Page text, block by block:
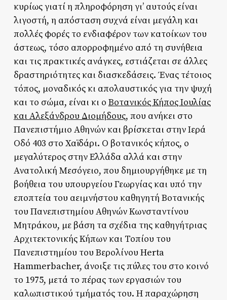
κυρίως γιατί η πληροφόρηση γι’ αυτούς είναι
λιγοστή, η απόσταση συχνά είναι μεγάλη και
πολλές φορές το ενδιαφέρον των κατοίκων του
άστεως, τόσο απορροφημένο από τη συνήθεια
και τις πρακτικές ανάγκες, εστιάζεται σε άλλες
δραστηριότητες και διασκεδάσεις. Ένας τέτοιος
τόπος, μοναδικός κι απολαυστικός για την ψυχή
και το σώμα, είναι κι ο Βοτανικός Κήπος Ιουλίας
και Αλεξάνδρου Διομήδους, που ανήκει στο
Πανεπιστήμιο Αθηνών και βρίσκεται στην Ιερά
Οδό 403 στο Χαϊδάρι. Ο βοτανικός κήπος, ο
μεγαλύτερος στην Ελλάδα αλλά και στην
Ανατολική Μεσόγειο, που δημιουργήθηκε με τη
βοήθεια του υπουργείου Γεωργίας και υπό την
εποπτεία του αειμνήστου καθηγητή Βοτανικής
του Πανεπιστημίου Αθηνών Κωνσταντίνου
Μητράκου, με βάση τα σχέδια της καθηγήτριας
Αρχιτεκτονικής Κήπων και Τοπίου του
Πανεπιστημίου του Βερολίνου Herta
Hammerbacher, άνοιξε τις πύλες του στο κοινό
το 1975, μετά το πέρας των εργασιών του
καλωπιστικού τμήματός του. Η παραχώρηση